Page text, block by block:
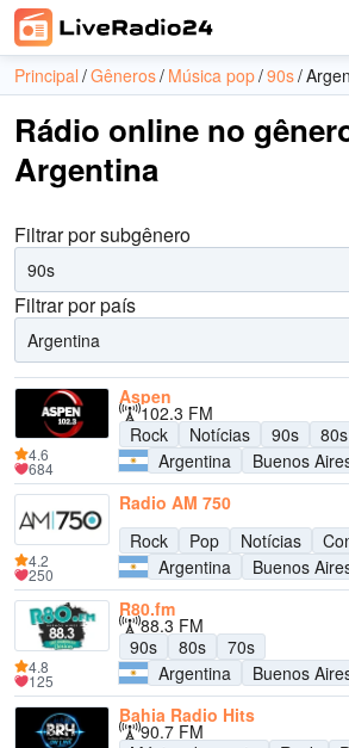
Principal Gêneros Música pop 90s
Rádio online no
Argentina
Filtrar por subgênero
90s
Filtrar por país
Argentina
Aspen
102.3 FM
Rock
Notícias 90s 80s
Argentina
Buenos
4.6
684
Radio AM 750
Rock
Pop Notícias
Argentina
Buenos
4.2
250
R80.fm
88.3 FM
90s
80s
70s
Argentina
Buenos
4.8
125
Bahia Radio Hits
90.7 FM